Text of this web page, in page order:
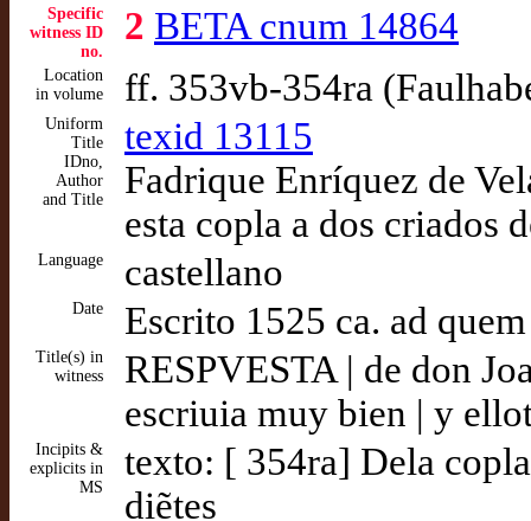
Specific
witness ID
no.
2 BETA cnum 14864
Location
in volume
ff. 353vb-354ra
Uniform
Title
IDno,
Author
and Title
texid 13115
Fadrique Enríquez de
esta copla a dos criados
Language castellano
Date Escrito 1525 ca. ad quem
Title(s) in
witness
RESPVESTA | de don
escriuia muy bien | y
Incipits &
explicits in
MS
texto: [ 354ra] Dela
diẽtes